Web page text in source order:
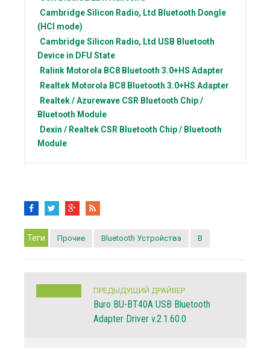
Cambridge Silicon Radio, Ltd Bluetooth Dongle
(HCI mode)
Cambridge Silicon Radio, Ltd USB Bluetooth
Device in DFU State
Ralink Motorola BC8 Bluetooth 3.0+HS Adapter
Realtek Motorola BC8 Bluetooth 3.0+HS Adapter
Realtek / Azurewave CSR Bluetooth Chip /
Bluetooth Module
Dexin / Realtek CSR Bluetooth Chip / Bluetooth
Module
Теги Прочие Bluetooth Устройства B
ПРЕДЫДУЩИЙ ДРАЙВЕР
Buro BU-BT40A USB Bluetooth
Adapter Driver v.2.1.60.0